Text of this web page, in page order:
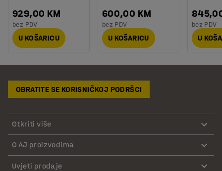
929,00 KM
bez PDV
U KOŠARICU
600,00 KM
bez PDV
U KOŠARICU
bez PDV
U
OBRATITE SE KORISNIČKOJ PODRŠCI
Otkriti više
O AJ proizvodima
Uvjeti prodaje